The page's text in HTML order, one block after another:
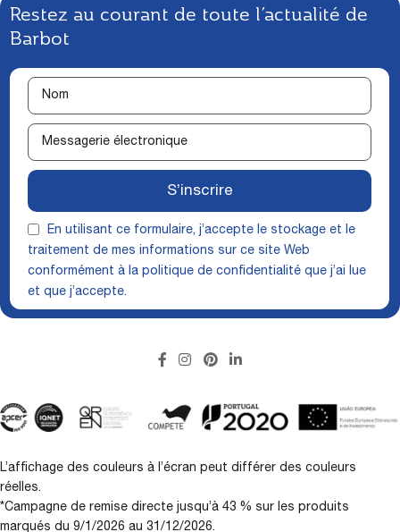
Restez au courant de toute l’actualité de
Barbot
En utilisant ce formulaire, j’accepte le stockage et le
traitement de mes informations sur ce site Web
conformément à la politique de confidentialité que j’ai lue
et que j’accepte.
S’inscrire
L’affichage des couleurs à l’écran peut différer des couleurs
réelles.
*Campagne de remise directe jusqu’à 43 % sur les produits
marqués du 9/1/2026 au 31/12/2026.